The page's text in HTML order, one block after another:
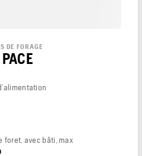
DE FORAGE
foret, avec bâti, max